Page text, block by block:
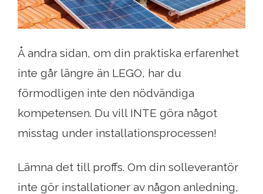
Å andra sidan, om din praktiska erfarenhet
inte går längre än LEGO, har du
förmodligen inte den nödvändiga
kompetensen. Du vill INTE göra något
misstag under installationsprocessen!
Lämna det till proffs. Om din solleverantör
inte gör installationer av någon anledning,